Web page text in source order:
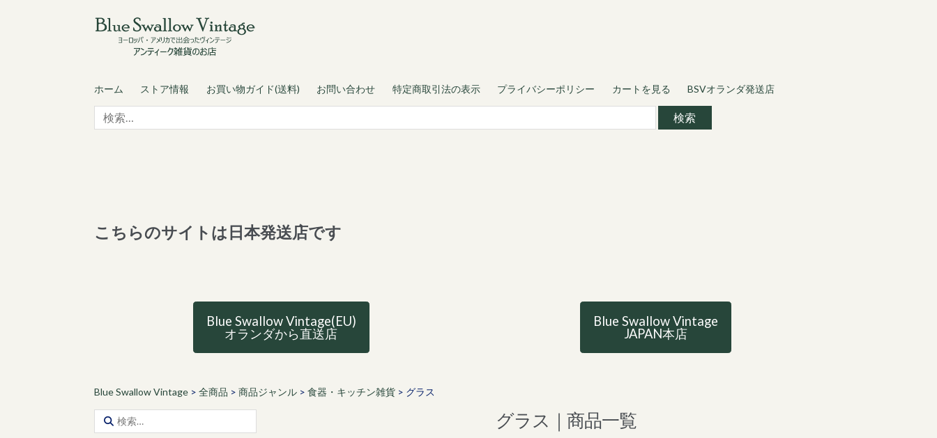
to
navigation
to
content
ホーム ストア情報 お買い物ガイド(送料) お問い合わせ 特定商取引法の表示 プライバシーポリシー カートを見る BSVオランダ発送店
検
索:
こちらのサイトは日本発送店です
Blue Swallow Vintage(EU)
オランダから直送店
Blue Swallow Vintage
JAPAN本店
Blue Swallow Vintage> 全商品 > 商品ジャンル> 食器・キッチン雑貨> グラス
グラス｜商品一覧
索: